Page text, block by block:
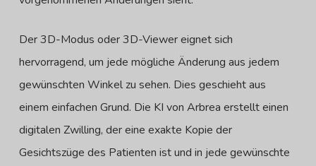
Der 3D-Modus oder 3D-Viewer eignet sich
hervorragend, um jede mögliche Änderung aus jedem
gewünschten Winkel zu sehen. Dies geschieht aus
einem einfachen Grund. Die KI von Arbrea erstellt einen
digitalen Zwilling, der eine exakte Kopie der
Gesichtszüge des Patienten ist und in jede gewünschte